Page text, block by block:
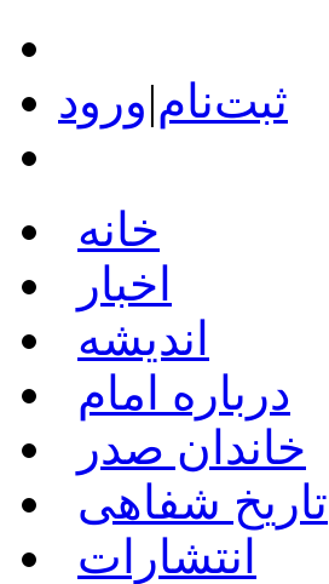
ثبت‌نام|ورود
خانه
اخبار
اندیشه
درباره امام
خاندان صدر
تاریخ شفاهی
انتشارات